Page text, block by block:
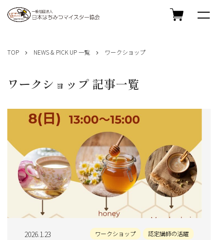
TOP NEWS & PICK UP 一覧 ワークショップ
ワークショップ 記事一覧
2026.1.23 ワークショップ 認定講師の活躍